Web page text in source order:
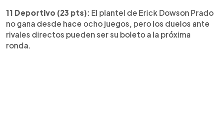
11 Deportivo (23 pts): El plantel de Erick Dowson Prado
no gana desde hace ocho juegos, pero los duelos ante
rivales directos pueden ser su boleto a la próxima
ronda.